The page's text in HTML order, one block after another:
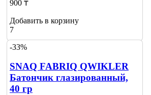
900 ₸
Добавить в корзину
7
-33%
SNAQ FABRIQ QWIKLER
Батончик глазированный,
40 гр